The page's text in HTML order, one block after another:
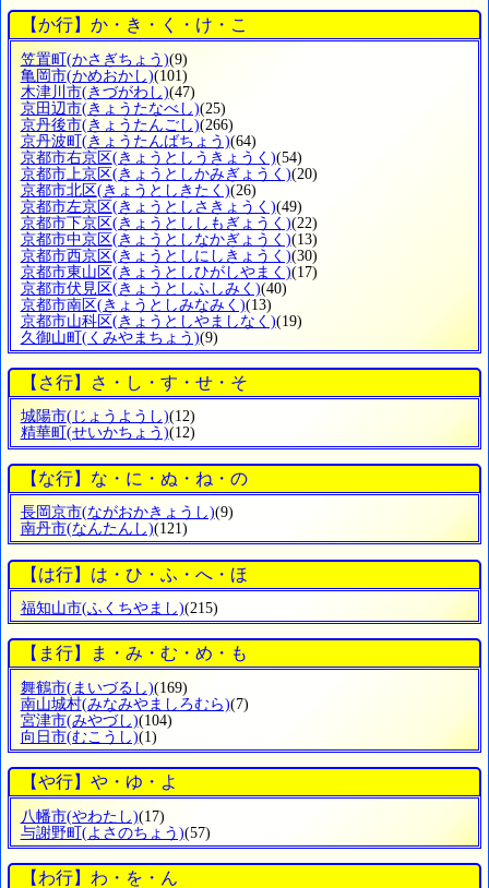
【か行】か・き・く・け・こ
笠置町(かさぎちょう)(9)
亀岡市(かめおかし)(101)
木津川市(きづがわし)(47)
京田辺市(きょうたなべし)(25)
京丹後市(きょうたんごし)(266)
京丹波町(きょうたんばちょう)(64)
京都市右京区(きょうとしうきょうく)(54)
京都市上京区(きょうとしかみぎょうく)(20)
京都市北区(きょうとしきたく)(26)
京都市左京区(きょうとしさきょうく)(49)
京都市下京区(きょうとししもぎょうく)(22)
京都市中京区(きょうとしなかぎょうく)(13)
京都市西京区(きょうとしにしきょうく)(30)
京都市東山区(きょうとしひがしやまく)(17)
京都市伏見区(きょうとしふしみく)(40)
京都市南区(きょうとしみなみく)(13)
京都市山科区(きょうとしやましなく)(19)
久御山町(くみやまちょう)(9)
【さ行】さ・し・す・せ・そ
城陽市(じょうようし)(12)
精華町 (せいかちょう)(12)
【な行】な・に・ぬ・ね・の
長岡京市(ながおかきょうし)(9)
南丹市(なんたんし)(121)
【は行】は・ひ・ふ・へ・ほ
福知山市(ふくちやまし)(215)
【ま行】ま・み・む・め・も
舞鶴市(まいづるし)(169)
南山城村(みなみやましろむら)(7)
宮津市(みやづし)(104)
向日市(むこうし)(1)
【や行】や・ゆ・よ
八幡市(やわたし)(17)
与謝野町(よさのちょう)(57)
【わ行】わ・を・ん